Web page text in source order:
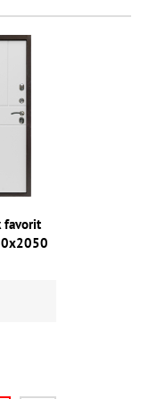
favorit